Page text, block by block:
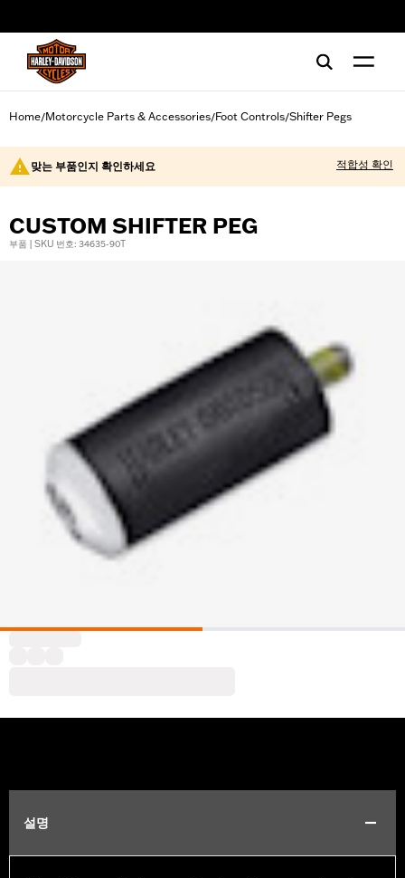
Home/Motorcycle Parts & Accessories/Foot Controls/Shifter Pegs
맞는 부품인지 확인하세요 적합성 확인
CUSTOM SHIFTER PEG
부품 | SKU 번호: 34635-90T
설명